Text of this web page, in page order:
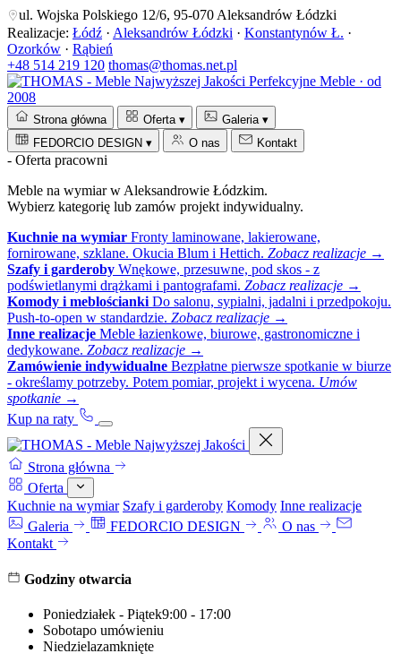
ul. Wojska Polskiego 12/6, 95-070 Aleksandrów Łódzki
Realizacje: Łódź · Aleksandrów Łódzki · Konstantynów Ł. ·
Ozorków · Rąbień
+48 514 219 120 thomas@thomas.net.pl
Perfekcyjne Meble · od
2008
Strona główna Oferta ▾ Galeria ▾
FEDORCIO DESIGN ▾ O nas Kontakt
- Oferta pracowni
Meble na wymiar w Aleksandrowie Łódzkim.
Wybierz kategorię lub zamów projekt indywidualny.
Kuchnie na wymiar Fronty laminowane, lakierowane,
fornirowane, szklane. Okucia Blum i Hettich. Zobacz realizacje →
Szafy i garderoby Wnękowe, przesuwne, pod skos - z
podświetlanymi drążkami i pantografami. Zobacz realizacje →
Komody i meblościanki Do salonu, sypialni, jadalni i przedpokoju.
Push-to-open w standardzie. Zobacz realizacje →
Inne realizacje Meble łazienkowe, biurowe, gastronomiczne i
dedykowane. Zobacz realizacje →
Zamówienie indywidualne Bezpłatne pierwsze spotkanie w biurze
- określamy potrzeby. Potem pomiar, projekt i wycena. Umów
spotkanie →
Kup na raty
Strona główna
Oferta
Kuchnie na wymiar Szafy i garderoby Komody Inne realizacje
Galeria
FEDORCIO DESIGN
O nas
Kontakt
Godziny otwarcia
Poniedziałek - Piątek9:00 - 17:00
Sobotapo umówieniu
Niedzielazamknięte